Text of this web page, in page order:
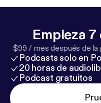
Empieza
$99 / mes después de la
Podcasts solo en
20 horas de
Podcast gratuitos